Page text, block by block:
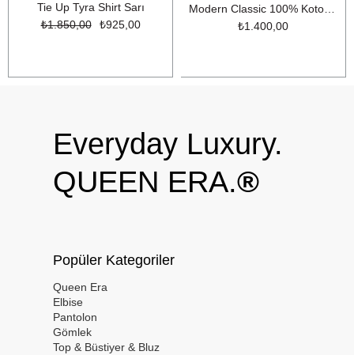
Tie Up Tyra Shirt Sarı
₺925,00
₺1.850,00
₺1.400,00
Everyday Luxury.
QUEEN ERA.®
Popüler Kategoriler
Queen Era
Elbise
Pantolon
Gömlek
Top & Büstiyer & Bluz